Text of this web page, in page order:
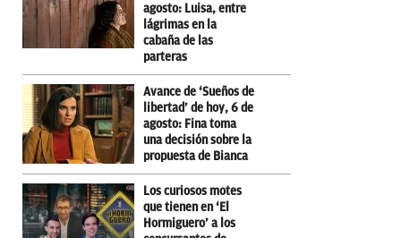
agosto: Luisa, entre
lágrimas en la
cabaña de las
parteras
Avance de ‘Sueños de
libertad’ de hoy, 6 de
agosto: Fina toma
una decisión sobre la
propuesta de Bianca
Los curiosos motes
que tienen en ‘El
Hormiguero’ a los